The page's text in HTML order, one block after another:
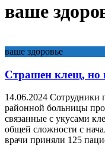
ваше
ваше здоровье
Страшен клещ, но
14.06.2024 Сотрудники
районной больницы
связанные с укусами
общей сложности с
врачи приняли 125